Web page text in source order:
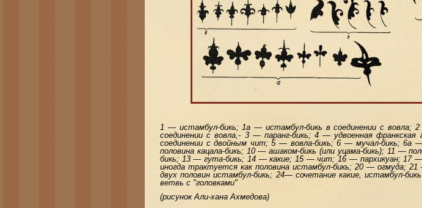
1 — истамбул-бикь; 1а — истамбул-бикь в соединении с вовла;
соединении с вовла,- 3 — паранг-бикь; 4 — удвоенная франкская
соединении с двойным чит; 5 — вовла-бикь; 6 — мучал-бикь; 6а
половина кацала-бикь; 10 — ашаком-бикь (или уцама-бикь); 11 —
бикь; 13 — гута-бикь; 14 — какие; 15 — чит; 16 — пархикуан; 17
иногда трактуется как половина истамбул-бикь; 20 — огмуда;
двух половин истамбул-бикь; 24— сочетание какие, истамбул-
ветвь с "головками"
(рисунок Али-хана Ахмедова)